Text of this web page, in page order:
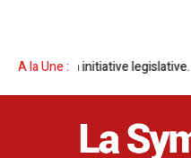
A la Une :legislative. Parlement